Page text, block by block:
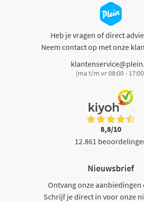
Heb je vragen of direct
Neem contact op met onze
(ma t/m vr 08:00 -
8,8/10
12.861
Nieuwsbrief
Ontvang onze aanbiedingen
Schrijf je direct in voor onze